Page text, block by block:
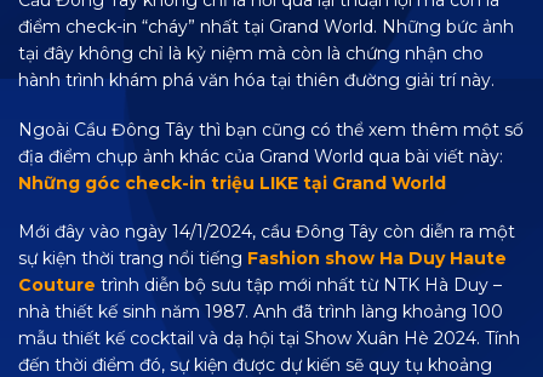
điểm check-in “cháy” nhất tại Grand World. Những bức ảnh
tại đây không chỉ là kỷ niệm mà còn là chứng nhận cho
hành trình khám phá văn hóa tại thiên đường giải trí này.
Ngoài Cầu Đông Tây thì bạn cũng có thể xem thêm một số
địa điểm chụp ảnh khác của Grand World qua bài viết này:
Những góc check-in triệu LIKE tại Grand World
Mới đây vào ngày 14/1/2024, cầu Đông Tây còn diễn ra một
sự kiện thời trang nổi tiếng Fashion show Ha Duy Haute
Couture trình diễn bộ sưu tập mới nhất từ NTK Hà Duy –
nhà thiết kế sinh năm 1987. Anh đã trình làng khoảng 100
mẫu thiết kế cocktail và dạ hội tại Show Xuân Hè 2024. Tính
đến thời điểm đó, sự kiện được dự kiến sẽ quy tụ khoảng